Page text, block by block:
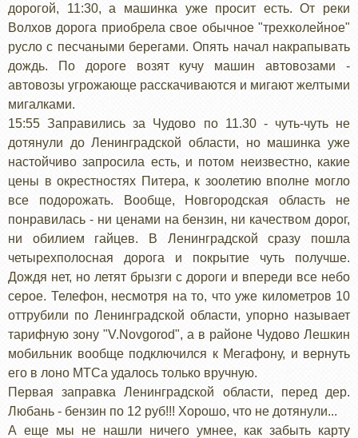
дорогой, 11:30, а машинка уже просит есть. От реки
Волхов дорога приобрела свое обычное "трехколейное"
русло с песчаными берегами. Опять начал накрапывать
дождь. По дороге возят кучу машин автовозами -
автовозы угрожающе расскачиваются и мигают желтыми
мигалками.
15:55 Заправились за Чудово по 11.30 - чуть-чуть не
дотянули до Ленинградской области, но машинка уже
настойчиво запросила есть, и потом неизвестно, какие
цены в окрестностях Питера, к зоолетию вполне могло
все подорожать. Вообще, Новгородская область не
понравилась - ни ценами на бензин, ни качеством дорог,
ни обилием гайцев. В Ленинградской сразу пошла
четырехполосная дорога и покрытие чуть получше.
Дождя нет, но летят брызги с дороги и впереди все небо
серое. Телефон, несмотря на то, что уже километров 10
оттрубили по Ленинградской области, упорно называет
тарифную зону "V.Novgorod", а в районе Чудово Лешкин
мобильник вообще подключился к Мегафону, и вернуть
его в лоно МТСа удалось только вручную.
Первая заправка Ленинградской области, перед дер.
Любань - бензин по 12 руб!!! Хорошо, что не дотянули...
А еще мы не нашли ничего умнее, как забыть карту